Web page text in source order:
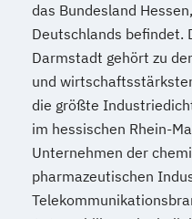
das Bundesland
Deutschlands befindet.
Darmstadt gehört zu
und
die größte
im hessischen Rhein-
Unternehmen der
pharmazeutischen